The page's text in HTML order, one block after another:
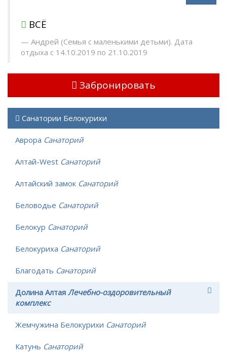
ВСЁ
Андрей (Семья с маленькими детьми). Дата
отдыха с 14.10.2019 по 21.10.2019
Забронировать
Санатории Белокурихи
Аврора Санаторий
Алтай-West Санаторий
Алтайский замок Санаторий
Беловодье Санаторий
Белокур Санаторий
Белокуриха Санаторий
Благодать Санаторий
Долина Алтая Лечебно-оздоровительный
комплекс
Жемчужина Белокурихи Санаторий
Катунь Санаторий